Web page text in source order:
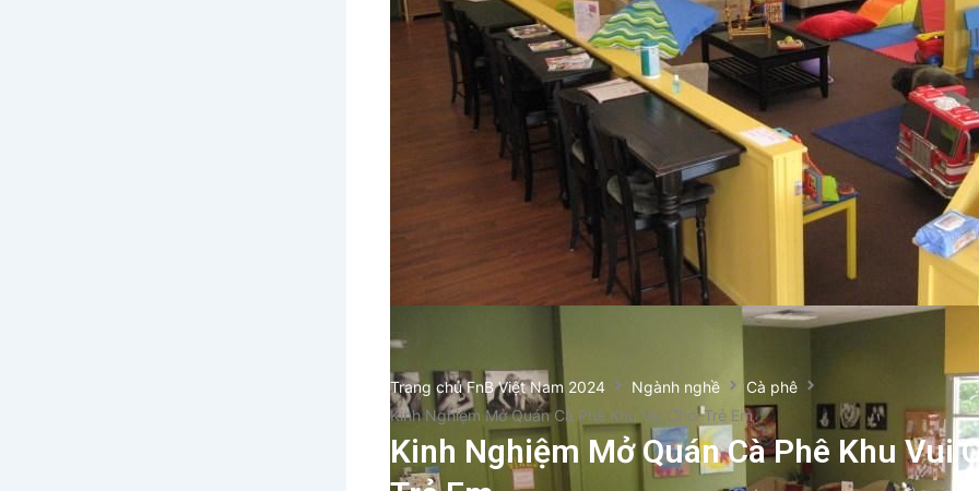
Trang chủ FnB Việt Nam 2024 Ngành nghề
Cà phê
Kinh Nghiệm Mở Quán Cà Phê Khu Vui Chơi Trẻ Em
Kinh Nghiệm Mở Quán Cà Phê Khu Vui